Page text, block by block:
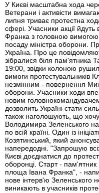
У Києві масштабна хода
Ветерани і активісти
липня триває протестна
сфері. Учасники акції
Франка з головною
посаду міністра оборони.
Україна. Про це
зібралися біля пам'ятника
19:00, звідки колоною
вимоги протестувальників
незмінним - повернення
оборони. Учасники ходи
новим
дозволить Україні стати
також наголошують, що
Володимира Зеленського
по всій країні. Один із
Козятинський, який
напередодні. "Запрошую
Києві доєднатися до
оборонці. Старт -
площа Івана Франка", -
нове інтерв'ю Зеленського
виникають в учасників